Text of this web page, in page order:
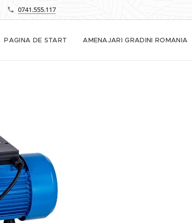
0741.555.117
PAGINA DE START AMENAJARI GRADINI ROMANIA